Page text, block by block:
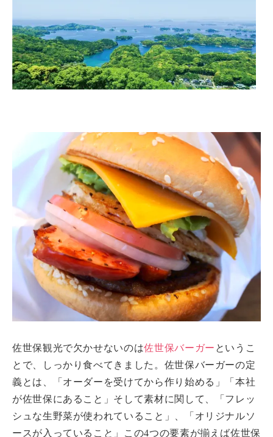
佐世保観光で欠かせないのは佐世保バーガー というこ
とで、しっかり食べてきました。佐世保バーガーの定
義とは、「オーダーを受けてから作り始める」「本社
が佐世保にあること」そして素材に関して、「フレッ
シュな生野菜が使われていること」、「オリジナルソ
ースが入っていること」この4つの要素が揃えば佐世保